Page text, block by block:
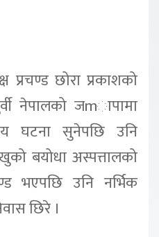
प्रचण्ड छोरा प्रकाशको
नेपालको जmापामा
घटना सुनेपछि उनि
बयोधा अस्पत्तालको
भएपछि उनि नर्भिक
छिरे ।